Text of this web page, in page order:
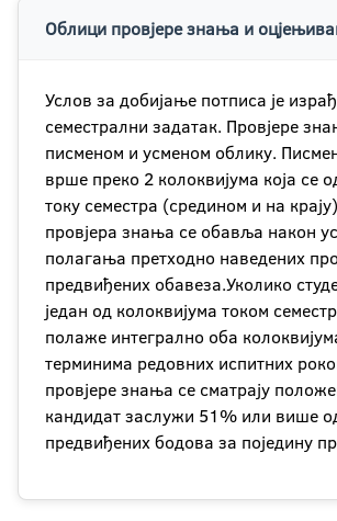
Облици провјере знања и
Услов за добијање потписа је
семестрални задатак. Провјере
писменом и усменом облику.
врше преко 2 колоквијума која се
току семестра (средином и на
провјера знања се обавља након
полагања претходно наведених
предвиђених обавеза.Уколико
један од колоквијума током
полаже интегрално оба
терминима редовних испитних
провјере знања се сматрају
кандидат заслужи 51% или више
предвиђених бодова за поједину